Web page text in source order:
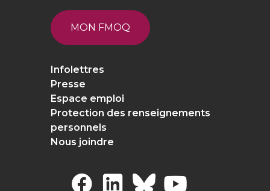
MON FMOQ
Infolettres
Presse
Espace emploi
Protection des renseignements
personnels
Nous joindre